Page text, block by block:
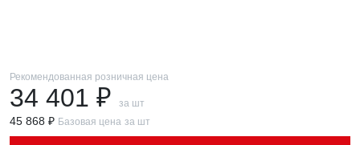
Рекомендованная розничная цена
34 401 ₽ за шт
45 868 ₽ Базовая цена за шт